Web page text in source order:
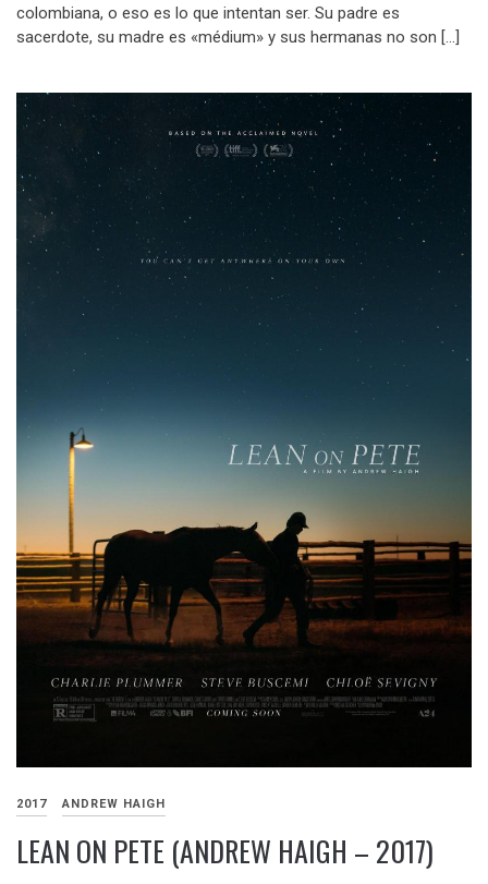
colombiana, o eso es lo que intentan ser. Su padre es
sacerdote, su madre es «médium» y sus hermanas no son […]
2017 ANDREW HAIGH
LEAN ON PETE (ANDREW HAIGH – 2017)